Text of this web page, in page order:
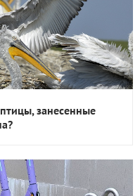
занесенные